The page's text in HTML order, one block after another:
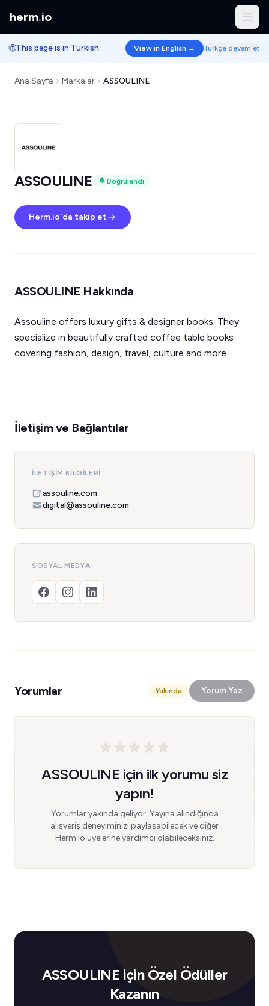
herm.io
🌐This page is in Turkish. View in English → Türkçe devam et
Ana Sayfa Markalar ASSOULINE
ASSOULINE Doğrulandı
Herm.io'da takip et
ASSOULINE Hakkında
Assouline offers luxury gifts & designer books. They
specialize in beautifully crafted coffee table books
covering fashion, design, travel, culture and more.
İletişim ve Bağlantılar
İLETIŞIM BILGILERI
assouline.com
digital@assouline.com
SOSYAL MEDYA
Yorumlar Yakında Yorum Yaz
ASSOULINE için ilk yorumu siz
yapın!
Yorumlar yakında geliyor. Yayına alındığında
alışveriş deneyiminizi paylaşabilecek ve diğer
Herm.io üyelerine yardımcı olabileceksiniz.
ASSOULINE için Özel Ödüller
Kazanın